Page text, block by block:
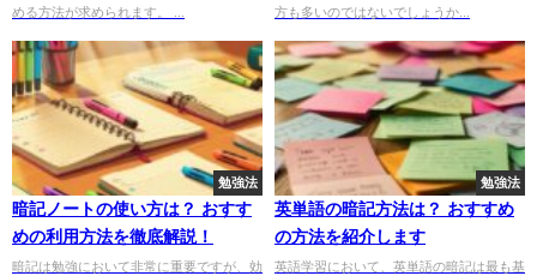
める方法が求められます。 ...
方も多いのではないでしょうか...
勉強法
暗記ノートの使い方は？ おすす
めの利用方法を徹底解説！
暗記は勉強において非常に重要ですが、効
勉強法
英単語の暗記方法は？ おすすめ
の方法を紹介します
英語学習において、英単語の暗記は最も基